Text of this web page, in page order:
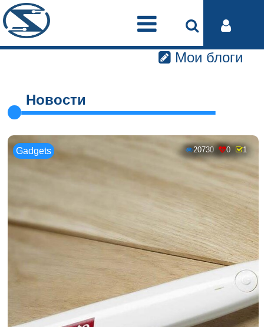
Мои блоги
Новости
Gadgets 20730 0 1